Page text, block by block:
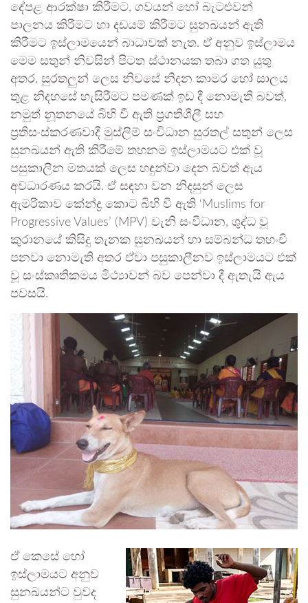
දේපළ ආරක්ෂා කිරීමට, ගවයන් හෝ බැටළුවන්
පාලනය කිරීමට හා දඩයම් කිරීමට සුනඛයන් ඇති
කිරීමට ඉස්ලාමයෙන් බාධාවක් නැත. ඒ අනුව ඉස්ලාමය
මෙම සතුන් නිවසින් පිටත ස්ථානයක තබා ගත යුතු
අතර, සුරතලුන් ලෙස නිවසේ නිදන කාමර හෝ සාලය
තුළ නිදහසේ හැසිරීමට පමණක් ඉඩ දී නොමැති බවත්,
නමුත් නූතනයේ බිහි වී ඇති ප්‍රගතිශීලී සහ
ප්‍රතිසංස්කරණවාදී මුස්ලිම් සංවිධාන සුරතල් සතුන් ලෙස
සුනඛයන් ඇති කිරීමේ තහනම ඉස්ලාමයට එක් වූ
පසුකාලීන මතයක් ලෙස හඳුන්වා දෙන බවත් ඇය
අවධාරණය කරයි. ඒ සඳහා වන නිදසුන් ලෙස
ඇමරිකාව කේන්ද්‍ර කොට බිහි වී ඇති ‘Muslims for
Progressive Values’ (MPV) වැනි සංවිධාන, ශුද්ධ වූ
කුරානයේ කිසිදු තැනක සුනඛයන් හා සම්බන්ධ තහංචි
පනවා නොමැති අතර ඒවා පසුකාලීනව ඉස්ලාමයට එක්
වූ සංස්කෘතිකමය මිථ්‍යාවන් බව පෙන්වා දී ඇතැයි ඇය
පවසයි.
ඒ කෙසේ හෝ
ඉස්ලාමයට අනුව
සුනඛයන්ට වුවද